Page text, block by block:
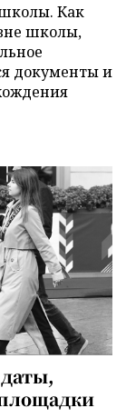
Как
школы,
документы и